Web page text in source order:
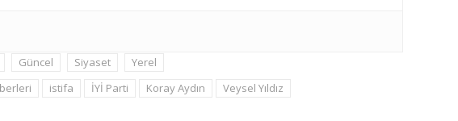
Güncel Siyaset
Yerel
istifa İYİ Parti Koray Aydın Veysel Yıldız